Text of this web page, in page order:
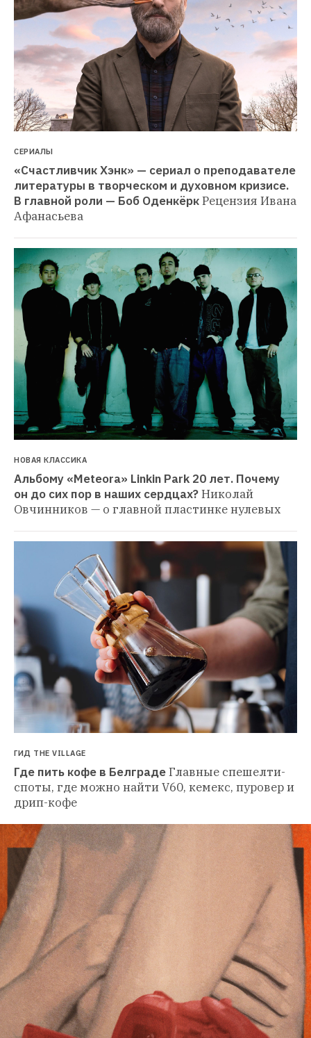
СЕРИАЛЫ
«Счастливчик Хэнк» — сериал о преподавателе
литературы в творческом и духовном кризисе.
В главной роли — Боб ОденкёркРецензия Ивана
Афанасьева
НОВАЯ КЛАССИКА
Альбому «Meteora» Linkin Park 20 лет. Почему
он до сих пор в наших сердцах?Николай
Овчинников — о главной пластинке нулевых
ГИД THE VILLAGE
Где пить кофе в БелградеГлавные спешелти-
споты, где можно найти V60, кемекс, пуровер и
дрип-кофе